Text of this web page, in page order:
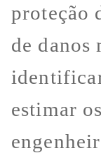
proteção
de danos
estimar